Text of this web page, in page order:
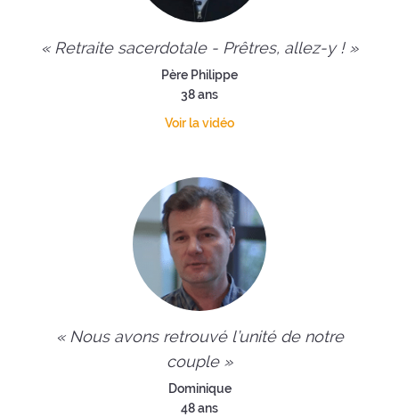
« Retraite sacerdotale - Prêtres, allez-y ! »
Père Philippe
38 ans
Voir la vidéo
« Nous avons retrouvé l’unité de notre
couple »
Dominique
48 ans